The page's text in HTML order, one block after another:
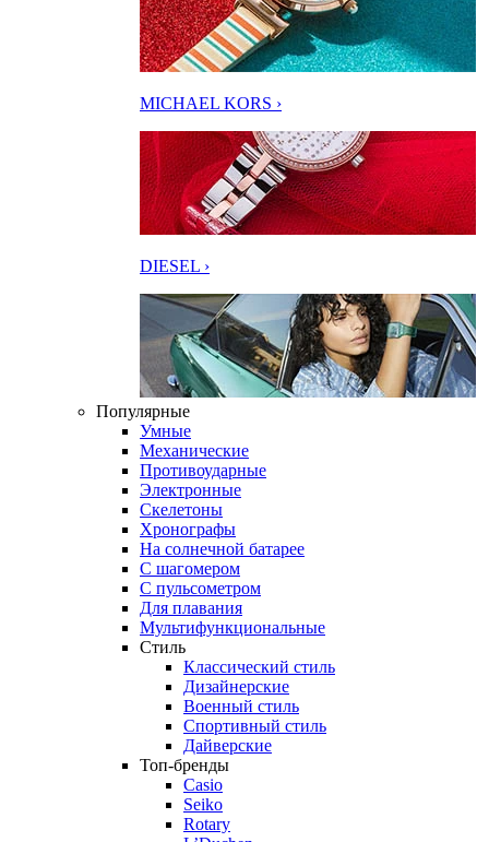
MICHAEL KORS ›
DIESEL ›
Популярные
Умные
Механические
Противоударные
Электронные
Скелетоны
Хронографы
На солнечной батарее
С шагомером
С пульсометром
Для плавания
Мультифункциональные
Стиль
Классический стиль
Дизайнерские
Военный стиль
Спортивный стиль
Дайверские
Топ-бренды
Casio
Seiko
Rotary